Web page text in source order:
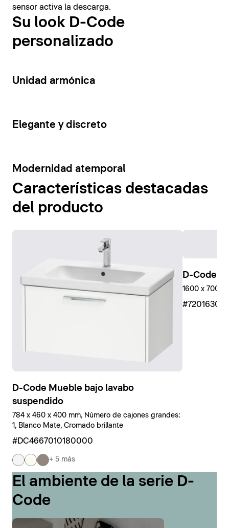
sensor activa la descarga.
Su look D-Code
personalizado
14
Unidad armónica
15
Elegante y discreto
10
Modernidad atemporal
Características destacadas
del producto
D-Code Mueble bajo lavabo
suspendido
784 x 460 x 400 mm, Número de cajones grandes:
1, Blanco Mate, Cromado brillante
#DC4667010180000
+ 5 más
D-Code
1600 x 700
El ambiente de la serie D-
Code